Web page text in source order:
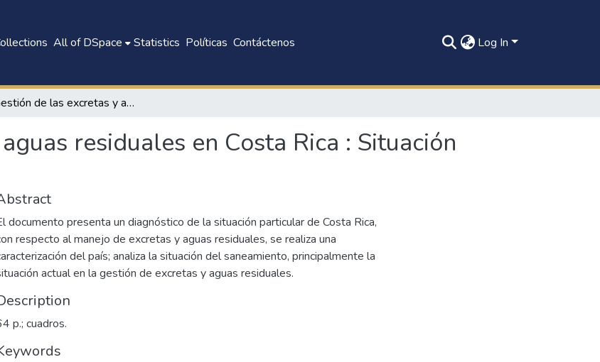
All of DSpace Statistics Políticas Contáctenos Log In
Gestión de las excretas y aguas residuales en Costa Rica : Situación actual y perspectiva
residuales en Costa Rica : Situación
documento presenta un diagnóstico de la situación particular de Costa Rica,
respecto al manejo de excretas y aguas residuales, se realiza una
del país; analiza la situación del saneamiento, principalmente la
actual en la gestión de excretas y aguas residuales.
p.; cuadros.